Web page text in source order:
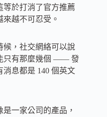
等於打消了官方推薦
越不可忍受。
候，社交網絡可以說
只有那麼幾個 —— 發
息都是 140 個英文
一家公司的產品，